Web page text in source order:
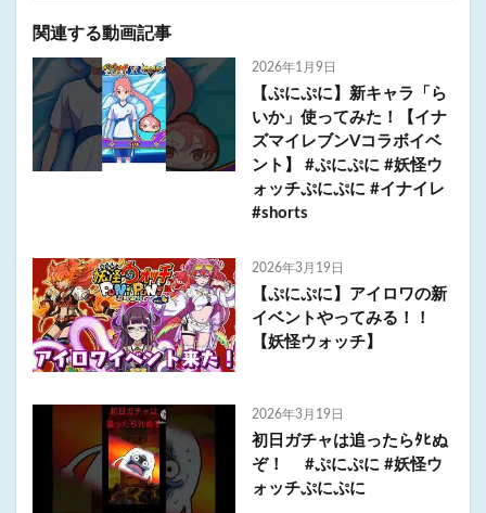
関連する動画記事
2026年1月9日
【ぷにぷに】新キャラ「ら
いか」使ってみた！【イナ
ズマイレブンVコラボイベ
ント】 #ぷにぷに #妖怪ウ
ォッチぷにぷに #イナイレ
#shorts
2026年3月19日
【ぷにぷに】アイロワの新
イベントやってみる！！
【妖怪ウォッチ】
2026年3月19日
初日ガチャは追ったらﾀﾋぬ
ぞ！ #ぷにぷに #妖怪ウ
ォッチぷにぷに